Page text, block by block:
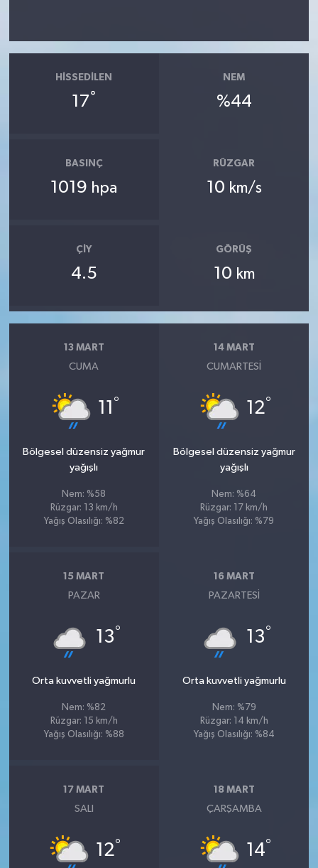
HISSEDILEN
17°
NEM
%44
BASINÇ
1019 hpa
RÜZGAR
10 km/s
ÇIY
4.5
GÖRÜŞ
10 km
13 MART
CUMA
11 °
Bölgesel düzensiz yağmur
yağışlı
Nem: %58
Rüzgar: 13 km/h
Yağış Olasılığı: %82
14 MART
CUMARTESI
12°
Bölgesel düzensiz yağmur
yağışlı
Nem: %64
Rüzgar: 17 km/h
Yağış Olasılığı: %79
15 MART
PAZAR
13°
Orta kuvvetli yağmurlu
Nem: %82
Rüzgar: 15 km/h
Yağış Olasılığı: %88
16 MART
PAZARTESI
13°
Orta kuvvetli yağmurlu
Nem: %79
Rüzgar: 14 km/h
Yağış Olasılığı: %84
17 MART
SALI
12°
18 MART
ÇARŞAMBA
14°